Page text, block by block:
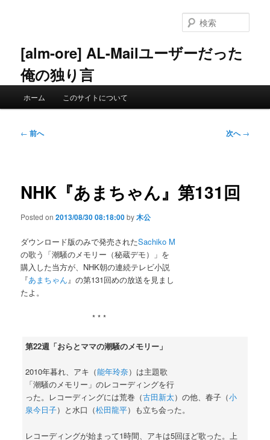
ン
へ
[alm-ore] AL-Mailユーザーだった
俺の独り言
索
ホーム このサイトについて
投
ー
ョ
← 前へ 次へ→
NHK『あまちゃん』第131回
Posted on2013/08/30 08:18:00by木公
ダウンロード版のみで発売されたSachiko M
の歌う「潮騒のメモリー（秘蔵デモ）」を
購入した当方が、NHK朝の連続テレビ小説
『あまちゃん』の第131回めの放送を見まし
たよ。
* * *
第22週「おらとママの潮騒のメモリー」
2010年暮れ、アキ（能年玲奈）は主題歌
「潮騒のメモリー」のレコーディングを行
った。レコーディングには荒巻（古田新太）の他、春子（小
泉今日子）と水口（松田龍平）も立ち会った。
レコーディングが始まって1時間、アキは5回ほど歌った。上